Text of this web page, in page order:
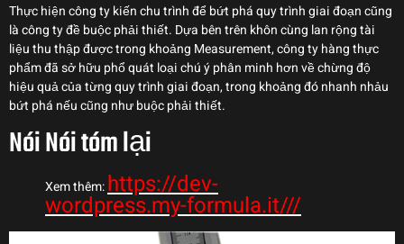
Thực hiện công ty kiến chu trình để bứt phá quy trình giai đoạn cũng
là công ty đề buộc phải thiết. Dựa bên trên khôn cùng lan rộng tài
liệu thu thập được trong khoảng Measurement, công ty hàng thực
phẩm đã sở hữu phổ quát loại chú ý phân minh hơn về chừng độ
hiệu quả của từng quy trình giai đoạn, trong khoảng đó nhanh nhảu
bứt phá nếu cũng như buộc phải thiết.
Nói Nói tóm lại
Xem thêm:https://dev-
wordpress.my-formula.it///